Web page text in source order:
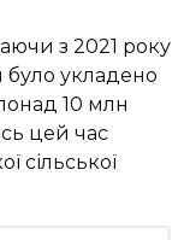
з 2021 року
укладено
10 млн
цей час
сільської